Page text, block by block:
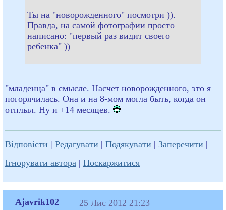
Ты на "новорожденного" посмотри )).
Правда, на самой фотографии просто
написано: "первый раз видит своего
ребенка" ))
"младенца" в смысле. Насчет новорожденного, это я
погорячилась. Она и на 8-мом могла быть, когда он
отплыл. Ну и +14 месяцев.
Відповісти | Редагувати | Подякувати | Заперечити |
Ігнорувати автора | Поскаржитися
Ajavrik102
25 Лис 2012 21:23